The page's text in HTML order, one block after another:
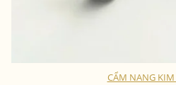
CẨM NANG